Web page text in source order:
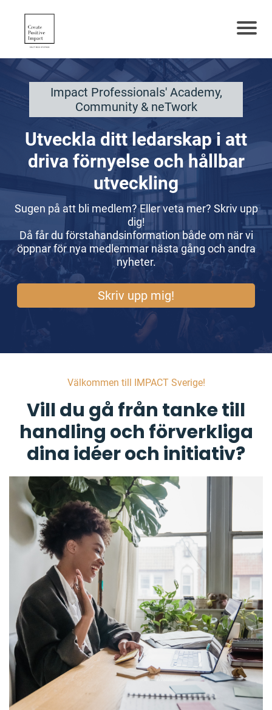
Impact Professionals' Academy,
Community & neTwork
Utveckla ditt ledarskap i att
driva förnyelse och hållbar
utveckling
Sugen på att bli medlem? Eller veta mer? Skriv upp
dig!
Då får du förstahandsinformation både om när vi
öppnar för nya medlemmar nästa gång och andra
nyheter.
Skriv upp mig!
Välkommen till IMPACT Sverige!
Vill du gå från tanke till
handling och förverkliga
dina idéer och initiativ?